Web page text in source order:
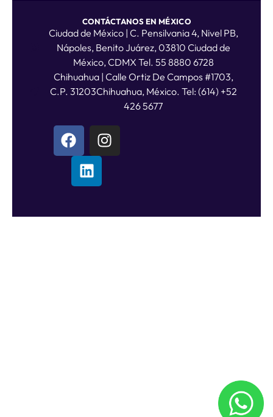
CONTÁCTANOS EN MÉXICO
Ciudad de México | C. Pensilvania 4, Nivel PB,
Nápoles, Benito Juárez, 03810 Ciudad de
México, CDMX Tel. 55 8880 6728
Chihuahua | Calle Ortiz De Campos #1703,
C.P. 31203Chihuahua, México. Tel: (614) +52
426 5677